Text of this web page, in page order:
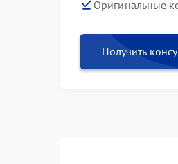
Оригинальные
Получить